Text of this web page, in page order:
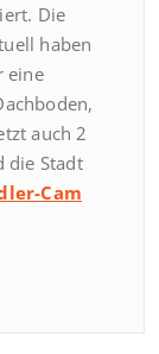
Die
haben
eine
auch 2
die Stadt
Cam